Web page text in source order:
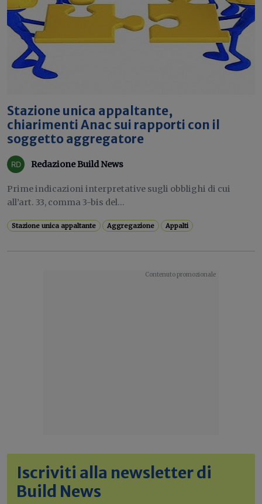
Stazione unica appaltante,
chiarimenti Anac sui rapporti con il
soggetto aggregatore
Redazione Build News
Prime indicazioni interpretative sugli obblighi di cui
all’art. 33, comma 3-bis del...
Stazione unica appaltante Aggregazione Appalti
Iscriviti alla newsletter di
Build News